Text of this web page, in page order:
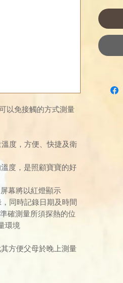
以免接觸的方式測量
度，方便、快捷及衛
度，是照顧寶寶的好
幕將以紅燈顯示
同時記錄日期及時間
確測量所須探熱的位
環境
方便父母於晚上測量